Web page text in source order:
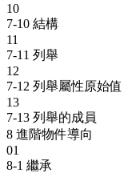
10
7-10 結構
11
7-11 列舉
12
7-12 列舉屬性原始值
13
7-13 列舉的成員
8 進階物件導向
01
8-1 繼承